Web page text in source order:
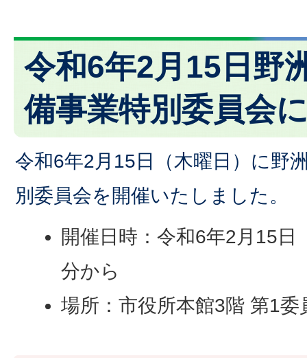
令和6年2月15日野
備事業特別委員会
令和6年2月15日（木曜日）に野
別委員会を開催いたしました。
開催日時：令和6年2月15日
分から
場所：市役所本館3階 第1委